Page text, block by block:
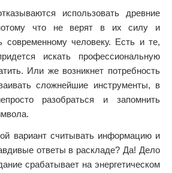
использовать древние
что не верят в их силу и
современному человеку. Есть и те,
искать профессиональную
Или же возникнет потребность
сложнейшие инструменты, в
разобраться и запомнить
вариант считывать информацию и
ответы в раскладе? Да! Дело
срабатывает на энергетическом